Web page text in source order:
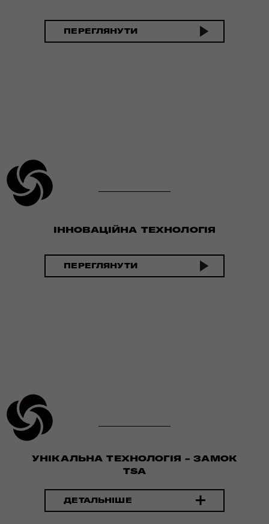
ПЕРЕГЛЯНУТИ
ІННОВАЦІЙНА ТЕХНОЛОГІЯ
ПЕРЕГЛЯНУТИ
УНІКАЛЬНА ТЕХНОЛОГІЯ - ЗАМОК
TSA
ДЕТАЛЬНІШЕ